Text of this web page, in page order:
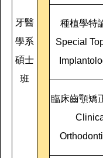
牙醫
學系
碩士
班
種植學特
Special
臨床齒顎矯